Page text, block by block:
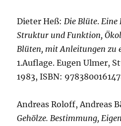
Dieter Heß: Die Blüte. Eine
Struktur und Funktion,
Blüten, mit Anleitungen zu
1.Auflage. Eugen Ulmer,
1983, ISBN:
Andreas Roloff, Andreas
Gehölze. Bestimmung,